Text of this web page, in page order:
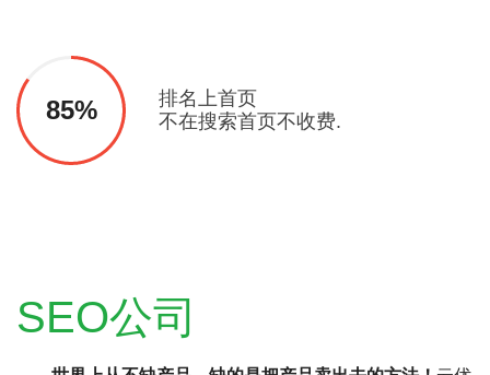
85%
排名上首页
不在搜索首页不收费.
SEO公司